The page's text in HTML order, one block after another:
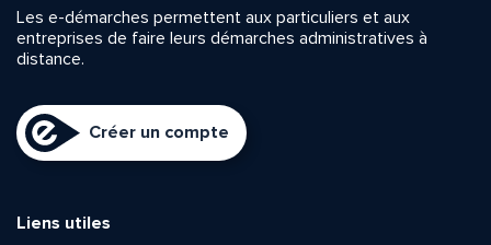
Les e-démarches permettent aux particuliers et aux
entreprises de faire leurs démarches administratives à
distance.
Créer un compte
Liens utiles